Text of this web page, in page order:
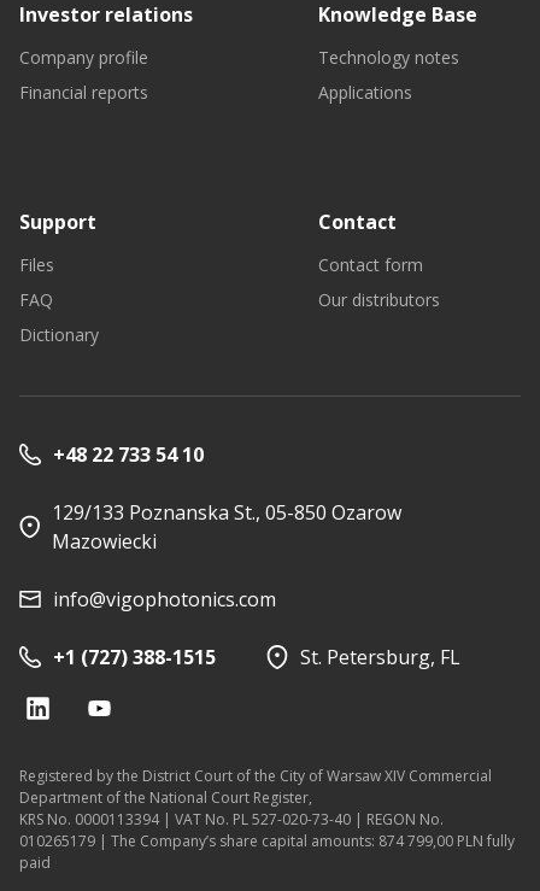
Investor relations
Company profile
Financial reports
Knowledge Base
Technology notes
Applications
Support
Files
FAQ
Dictionary
Contact
Contact form
Our distributors
+48 22 733 54 10
129/133 Poznanska St., 05-850 Ozarow
Mazowiecki
info@vigophotonics.com
+1 (727) 388-1515 St. Petersburg, FL
Registered by the District Court of the City of Warsaw XIV Commercial
Department of the National Court Register,
KRS No. 0000113394 | VAT No. PL 527-020-73-40 | REGON No.
010265179 | The Company’s share capital amounts: 874 799,00 PLN fully
paid